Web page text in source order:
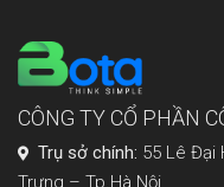
CÔNG TY CỔ PHẦN
Trụ sở chính: 55 Lê Đại
Trưng – Tp.Hà Nội